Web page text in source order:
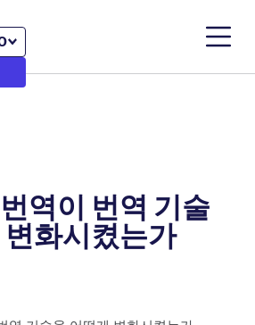
역이 번역 기술
변화시켰는가